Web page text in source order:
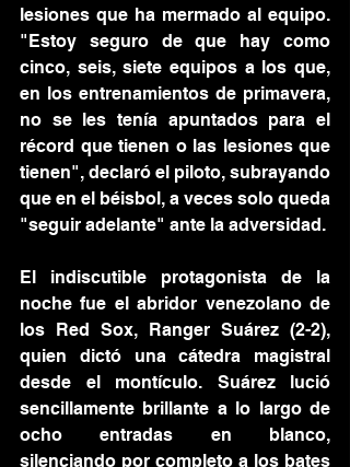
lesiones que ha mermado al equipo.
"Estoy seguro de que hay como
cinco, seis, siete equipos a los que,
en los entrenamientos de primavera,
no se les tenía apuntados para el
récord que tienen o las lesiones que
tienen", declaró el piloto, subrayando
que en el béisbol, a veces solo queda
"seguir adelante" ante la adversidad.
El indiscutible protagonista de la
noche fue el abridor venezolano de
los Red Sox, Ranger Suárez (2-2),
quien dictó una cátedra magistral
desde el montículo. Suárez lució
sencillamente brillante a lo largo de
ocho entradas en blanco,
silenciando por completo a los bates